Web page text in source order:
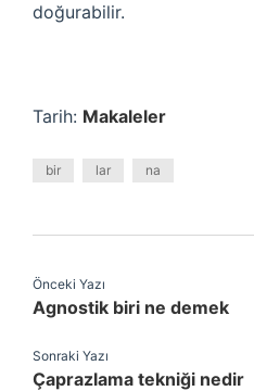
doğurabilir.
Tarih: Makaleler
bir lar na
Önceki Yazı
Agnostik biri ne demek
Sonraki Yazı
Çaprazlama tekniği nedir